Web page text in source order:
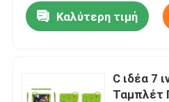
Καλύτερη τιμή
C ιδέα 7
Ταμπλέτ